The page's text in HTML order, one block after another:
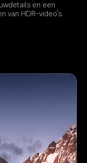
en een
van HDR-video's.